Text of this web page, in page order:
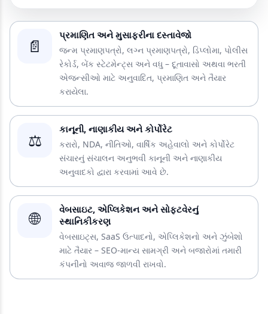
📄
પ્રમાણિત અને મુસાફરીના દસ્તાવેજો
જન્મ પ્રમાણપત્રો, લગ્ન પ્રમાણપત્રો, ડિપ્લોમા, પોલીસ
રેકોર્ડ, બેંક સ્ટેટમેન્ટ્સ અને વધુ – દૂતાવાસો અથવા ભરતી
એજન્સીઓ માટે અનુવાદિત, પ્રમાણિત અને તૈયાર
કરાયેલા.
⚖️
કાનૂની, નાણાકીય અને કોર્પોરેટ
કરારો, NDA, નીતિઓ, વાર્ષિક અહેવાલો અને કોર્પોરેટ
સંચારનું સંચાલન અનુભવી કાનૂની અને નાણાકીય
અનુવાદકો દ્વારા કરવામાં આવે છે.
🌐
વેબસાઇટ, એપ્લિકેશન અને સોફ્ટવેરનું
સ્થાનિકીકરણ
વેબસાઇટ્સ, SaaS ઉત્પાદનો, એપ્લિકેશનો અને ઝુંબેશો
માટે તૈયાર – SEO-માન્ય સામગ્રી અને બજારોમાં તમારી
કંપનીનો અવાજ જાળવી રાખવો.